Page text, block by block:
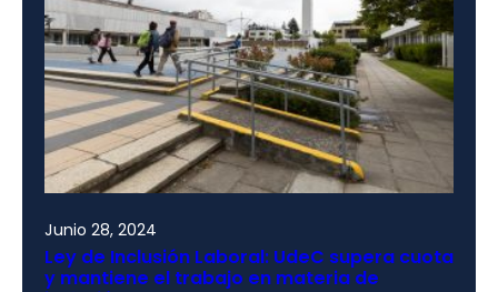
Junio 28, 2024
Ley de Inclusión Laboral: UdeC supera cuota
y mantiene el trabajo en materia de